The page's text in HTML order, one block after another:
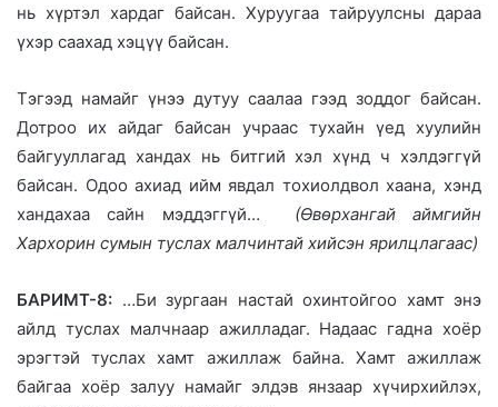
нь хүртэл хардаг байсан. Хуруугаа тайруулсны дараа
үхэр саахад хэцүү байсан.
Тэгээд намайг үнээ дутуу саалаа гээд зоддог байсан.
Дотроо их айдаг байсан учраас тухайн үед хуулийн
байгууллагад хандах нь битгий хэл хүнд ч хэлдэггүй
байсан. Одоо ахиад ийм явдал тохиолдвол хаана, хэнд
хандахаа сайн мэддэггүй… (Өвөрхангай аймгийн
Хархорин сумын туслах малчинтай хийсэн ярилцлагаас)
БАРИМТ-8: …Би зургаан настай охинтойгоо хамт энэ
айлд туслах малчнаар ажилладаг. Надаас гадна хоёр
эрэгтэй туслах хамт ажиллаж байна. Хамт ажиллаж
байгаа хоёр залуу намайг элдэв янзаар хүчирхийлэх,